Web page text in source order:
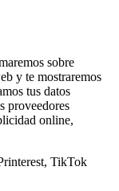
sobre
y te mostraremos
tus datos
proveedores
online,
TikTok